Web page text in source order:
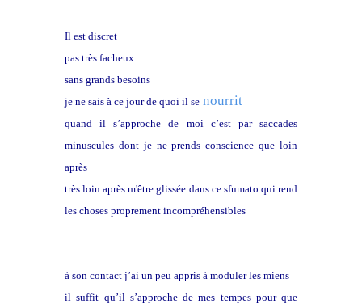
Il est discret
pas très facheux
sans grands besoins
je ne sais à ce jour de quoi il se nourrit
quand il s’approche de moi c’est par saccades
minuscules dont je ne prends conscience que loin
après
très loin après m'être glissée dans ce sfumato qui rend
les choses proprement incompréhensibles
à son contact j’ai un peu appris à moduler les miens
il suffit qu’il s’approche de mes tempes pour que